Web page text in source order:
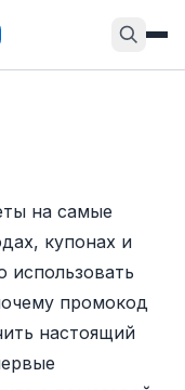
на самые
купонах и
использовать
промокод
настоящий